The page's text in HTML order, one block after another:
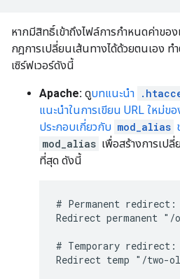
หากมีสิทธิ์เข้าถึงไฟล์การกำหนดค่าขอ
กฎการเปลี่ยนเส้นทางได้ด้วยตนเอง ท
เซิร์ฟเวอร์ดังนี้
Apache: ดูบทแนะนำ
แนะนำในการเขียน URL ใหม่ข
ประกอบเกี่ยวกับ mod_alias
mod_alias เพื่อสร้างการเป
ที่สุด ดังนี้
# Permanent redirect:
Redirect permanent
# Temporary redirect:
Redirect temp "/two-